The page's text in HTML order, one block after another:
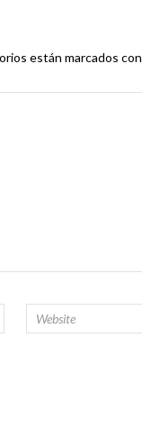
están marcados con